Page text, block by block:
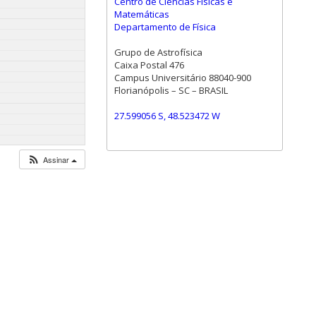
Assinar
Matemáticas
Departamento de Física
Grupo de Astrofísica
Caixa Postal 476
Campus Universitário 88040-900
Florianópolis – SC – BRASIL
27.599056 S, 48.523472 W